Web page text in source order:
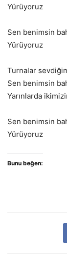
Yürüyoruz
Sen benimsin
Yürüyoruz
Turnalar
Sen benimsin
Yarınlarda
Sen benimsin
Yürüyoruz
Bunu beğen: